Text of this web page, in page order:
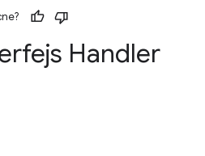
Handler